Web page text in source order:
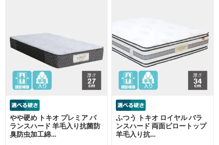
やや硬め トキオ プレミア バ
ランスハード 羊毛入り抗菌防
臭防虫加工綿…
ふつう トキオ ロイヤル バラ
ンスハード 両面ピロートップ
羊毛入り抗…